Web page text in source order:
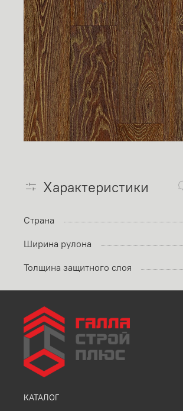
Характеристики
Страна
Ширина рулона
Толщина защитного слоя
КАТАЛОГ